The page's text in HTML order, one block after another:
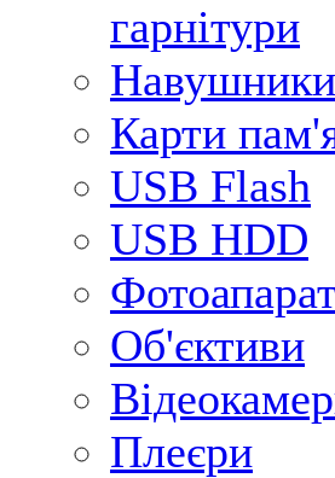
гарнітури
Навушники
Карти
USB Flash
USB HDD
Об'єктиви
Плеєри